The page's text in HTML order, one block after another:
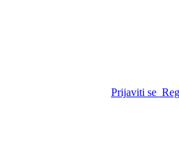
Prijaviti se
Kopirajte ovaj
REPRODUCIRAJ